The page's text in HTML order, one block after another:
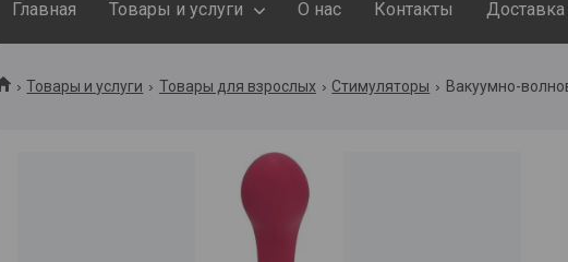
Главная Товары и услуги О нас Контакты Доставка
Товары и услуги Товары для взрослых Стимуляторы Вакуумно-